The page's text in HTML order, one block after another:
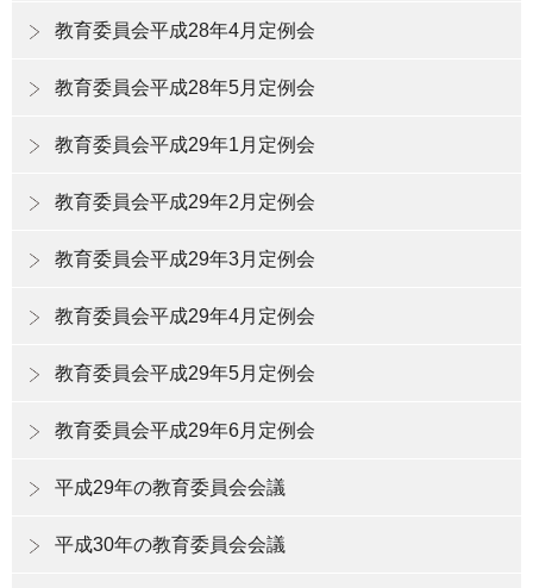
教育委員会平成28年4月定例会
教育委員会平成28年5月定例会
教育委員会平成29年1月定例会
教育委員会平成29年2月定例会
教育委員会平成29年3月定例会
教育委員会平成29年4月定例会
教育委員会平成29年5月定例会
教育委員会平成29年6月定例会
平成29年の教育委員会会議
平成30年の教育委員会会議